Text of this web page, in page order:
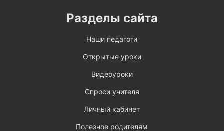
Разделы сайта
Наши педагоги
Открытые уроки
Видеоуроки
Спроси учителя
Личный кабинет
Полезное родителям